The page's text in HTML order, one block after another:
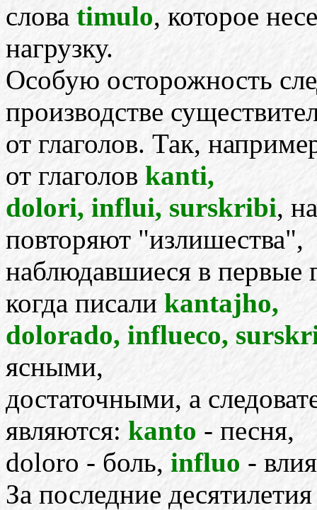
слова timulo, которое
нагрузку.
Особую осторожность
производстве
от глаголов. Так,
от глаголов kanti,
dolori, influi, surskribi,
повторяют "излишества",
наблюдавшиеся в первые
когда писали kantajho,
dolorado, influeco,
ясными,
достаточными, а
являются: kanto - песня,
doloro - боль, influo -
За последние